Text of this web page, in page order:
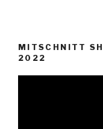
MITSCHNITT
2022